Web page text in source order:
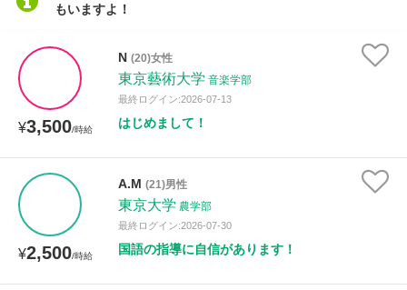
もいますよ！
¥3,500/時給
N (20)女性
東京藝術大学 音楽学部
最終ログイン:2026-07-13
はじめまして！
¥2,500/時給
A.M (21)男性
東京大学 農学部
最終ログイン:2026-07-30
国語の指導に自信があります！